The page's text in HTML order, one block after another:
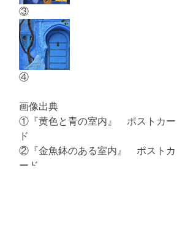
③
④
画像出典
①『黄色と青の室内』　ポストカー
ド
②『金魚鉢のある室内』　ポストカ
ード